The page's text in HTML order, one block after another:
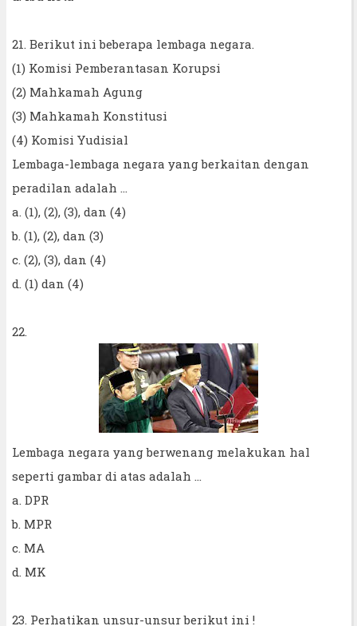
21. Berikut ini beberapa lembaga negara.
(1) Komisi Pemberantasan Korupsi
(2) Mahkamah Agung
(3) Mahkamah Konstitusi
(4) Komisi Yudisial
Lembaga-lembaga negara yang berkaitan dengan
peradilan adalah ...
a. (1), (2), (3), dan (4)
b. (1), (2), dan (3)
c. (2), (3), dan (4)
d. (1) dan (4)
22.
Lembaga negara yang berwenang melakukan hal
seperti gambar di atas adalah ...
a. DPR
b. MPR
c. MA
d. MK
23. Perhatikan unsur-unsur berikut ini !